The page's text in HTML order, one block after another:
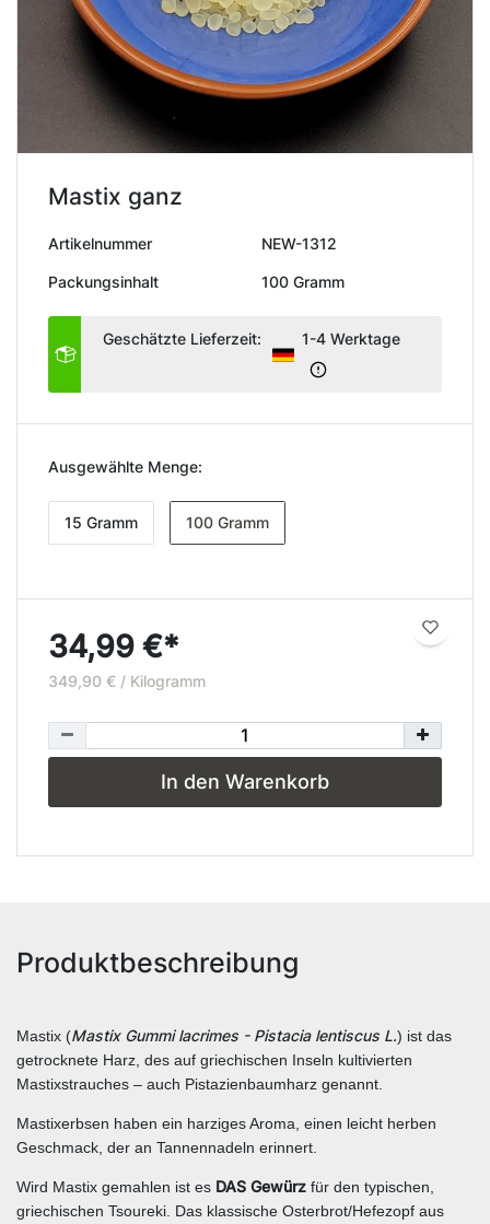
Mastix ganz
Artikelnummer NEW-1312
Packungsinhalt 100 Gramm
Geschätzte Lieferzeit: 1-4 Werktage
Ausgewählte Menge:
15 Gramm 100 Gramm
34,99 €*
349,90 € / Kilogramm
In den Warenkorb
Produktbeschreibung
Mastix (Mastix Gummi lacrimes - Pistacia lentiscus L.) ist das
getrocknete Harz, des auf griechischen Inseln kultivierten
Mastixstrauches – auch Pistazienbaumharz genannt.
Mastixerbsen haben ein harziges Aroma, einen leicht herben
Geschmack, der an Tannennadeln erinnert.
Wird Mastix gemahlen ist es DAS Gewürz für den typischen,
griechischen Tsoureki. Das klassische Osterbrot/Hefezopf aus